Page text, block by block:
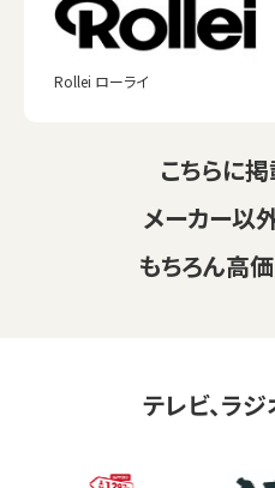
Rollei ローライ
こちらに
メーカー以
もちろん高
テレビ、ラ